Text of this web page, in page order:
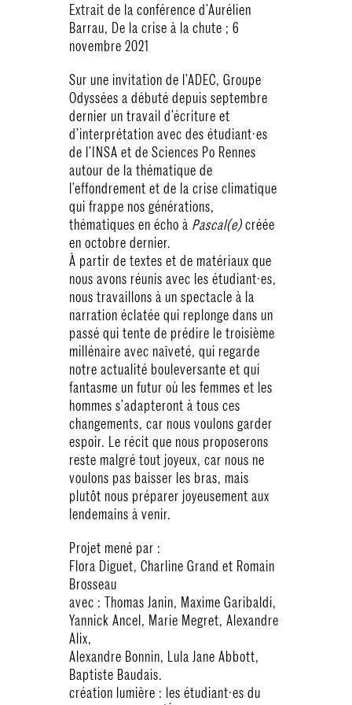
Extrait de la conférence d’Aurélien
Barrau, De la crise à la chute ; 6
novembre 2021
Sur une invitation de l’ADEC, Groupe
Odyssées a débuté depuis septembre
dernier un travail d’écriture et
d’interprétation avec des étudiant·es
de l’INSA et de Sciences Po Rennes
autour de la thématique de
l’effondrement et de la crise climatique
qui frappe nos générations,
thématiques en écho à Pascal(e) créée
en octobre dernier.
À partir de textes et de matériaux que
nous avons réunis avec les étudiant·es,
nous travaillons à un spectacle à la
narration éclatée qui replonge dans un
passé qui tente de prédire le troisième
millénaire avec naïveté, qui regarde
notre actualité bouleversante et qui
fantasme un futur où les femmes et les
hommes s’adapteront à tous ces
changements, car nous voulons garder
espoir. Le récit que nous proposerons
reste malgré tout joyeux, car nous ne
voulons pas baisser les bras, mais
plutôt nous préparer joyeusement aux
lendemains à venir.
Projet mené par :
Flora Diguet, Charline Grand et Romain
Brosseau
avec : Thomas Janin, Maxime Garibaldi,
Yannick Ancel, Marie Megret, Alexandre
Alix,
Alexandre Bonnin, Lula Jane Abbott,
Baptiste Baudais.
création lumière : les étudiant·es du